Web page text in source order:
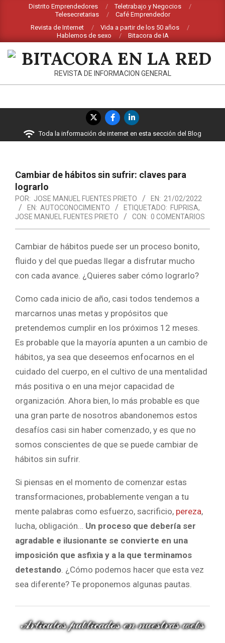
contenido
Distrito Emprendedores
Teletrabajo y Negocios
Telesecretarias
Café Emprendedor
Revista de Internet
Vida a partir de los 50 años
Hablemos de sexo
Bitacora de IA
BITACORA
LA
RED
REVISTA DE INFORMACION GENERAL
navegación
Toda la información de internet en esta sección del Blog
Cambiar de hábitos sin sufrir: claves para
lograrlo
POR: JOSE MANUEL FUENTES PRIETO EN: 21/02/2022
EN: AUTOCONOCIMIENTO ETIQUETADO: FUPRISA,
JOSE MANUEL FUENTES PRIETO
CON: 0 COMENTARIOS
Cambiar de hábitos puede ser un proceso bonito,
fluido y del que puedas llegar a disfrutar mucho
con cada avance. ¿Quieres saber cómo lograrlo?
Como cada inicio de año, casi todos tendemos a
marcarnos unas metas y propósitos que
pretendemos cumplir en los próximos 12 meses.
Es probable que la mayoría apunten a un cambio de
hábitos, ya sea que deseemos enfocarnos en el
cuidado del cuerpo, en el cultivo de una mentalidad
más positiva o en una mejor capacidad de
organización. Ahora bien, lo más probable es que
una gran parte de nosotros abandonemos estos
desafíos casi sin haber comenzado, y es que no
somos conscientes de que se puede cambiar de
hábitos sin sufrir.
Si piensas en el momento de comenzar estas
transformaciones, probablemente vengan a tu
mente palabras como esfuerzo, sacrificio, pereza,
lucha, obligación… Un proceso que debería ser
agradable e ilusionante se convierte en una
imposición que asfixia y a la que terminamos
detestando. ¿Cómo podemos hacer que esta vez
sea diferente? Te proponemos algunas pautas.